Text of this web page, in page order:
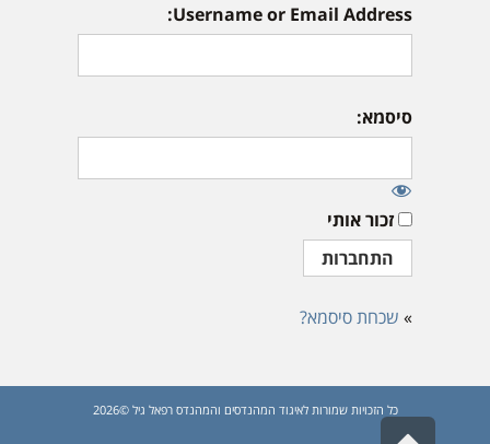
Username or Email Address:
סיסמא:
זכור אותי
» שכחת סיסמא?
כל הזכויות שמורות לאיגוד המהנדסים והמהנדס רפאל גיל ©2026